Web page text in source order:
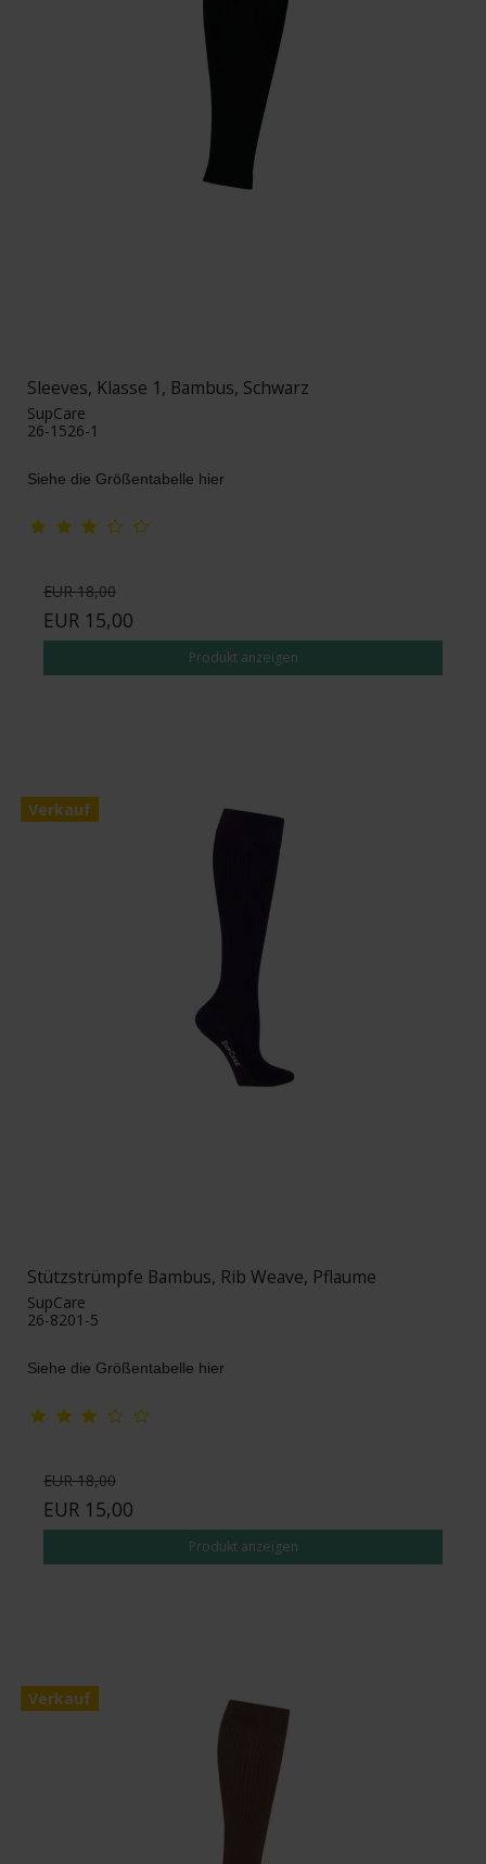
Sleeves, Klasse 1, Bambus, Schwarz
SupCare
26-1526-1
Siehe die Größentabelle hier
EUR 18,00
EUR 15,00
Produkt anzeigen
Verkauf
Stützstrümpfe Bambus, Rib Weave, Pflaume
SupCare
26-8201-5
Siehe die Größentabelle hier
EUR 18,00
EUR 15,00
Produkt anzeigen
Verkauf